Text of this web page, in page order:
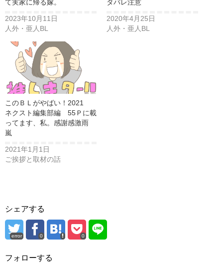
て実家に帰る嫁。
2023年10月11日
人外・亜人BL
タバレ注意
2020年4月25日
人外・亜人BL
このＢＬがやばい！2021
ネクスト編集部編 55Ｐに載
ってます、私。感謝感激雨
嵐
2021年1月1日
ご挨拶と取材の話
シェアする
error 0 0
フォローする